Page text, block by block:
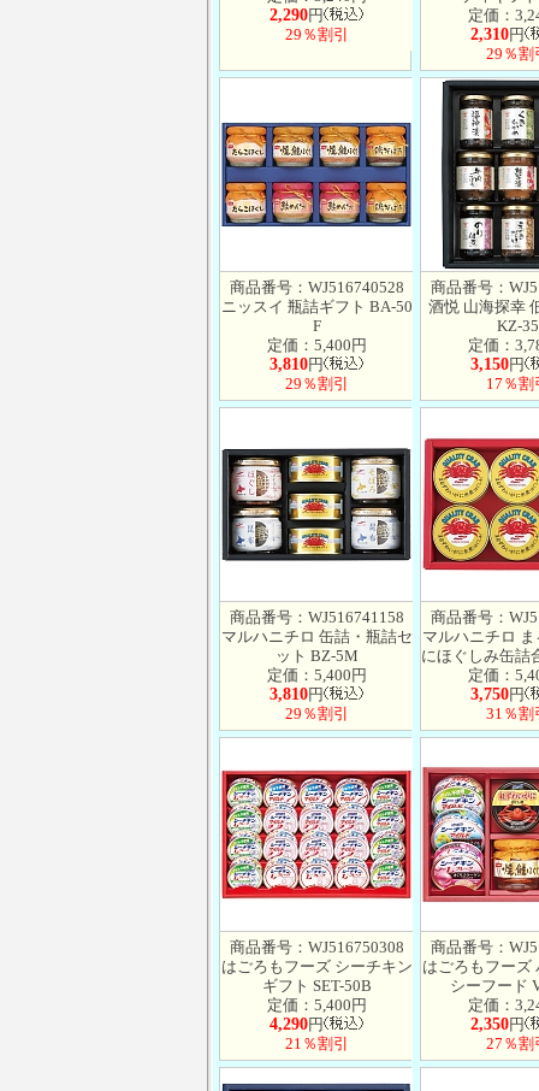
2,290円
29％割引
定価：
2,310円
29％割
商品番号：WJ516740528
ニッスイ 瓶詰ギフト BA-50
F
定価：5,400円
3,810円
29％割引
商品番号：
酒悦 山海探幸
KZ-35
定価：
3,150円
17％割
商品番号：WJ516741158
マルハニチロ 缶詰・瓶詰セ
ット BZ-5M
定価：5,400円
3,810円
29％割引
商品番号：
マルハニチロ
にほぐしみ缶詰
定価：
3,750円
31％割
商品番号：WJ516750308
はごろもフーズ シーチキン
ギフト SET-50B
定価：5,400円
4,290円
21％割引
商品番号：
はごろもフーズ
シーフード
定価：
2,350円
27％割